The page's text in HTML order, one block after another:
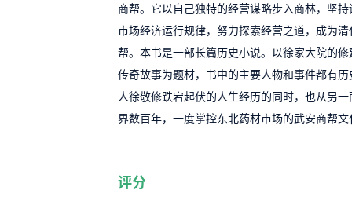
商帮。它以自己独特的经营谋略步入商林，坚
市场经济运行规律，努力探索经营之道，成为
帮。本书是一部长篇历史小说。以徐家大院的
传奇故事为题材，书中的主要人物和事件都有
人徐敬修跌宕起伏的人生经历的同时，也从另
界数百年，一度掌控东北药材市场的武安商帮文
评分